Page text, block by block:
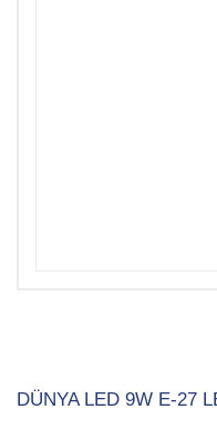
DÜNYA LED 9W E-27